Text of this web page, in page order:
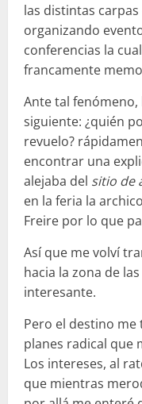
las distintas
organizando
conferencias la
francamente
Ante tal
siguiente: ¿quién
revuelo?
encontrar una
alejaba del sitio de
en la feria la
Freire por lo que
Así que me volví
hacia la zona de
interesante.
Pero el destino
planes radical que
Los intereses, al
que mientras